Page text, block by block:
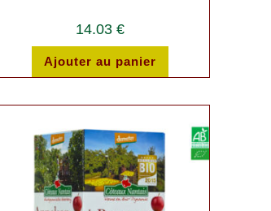
14.03€
Ajouter au panier